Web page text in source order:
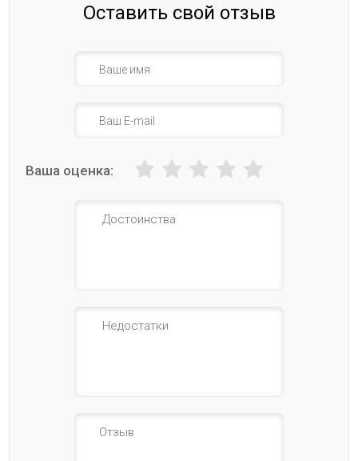
Оставить свой отзыв
Ваша оценка: